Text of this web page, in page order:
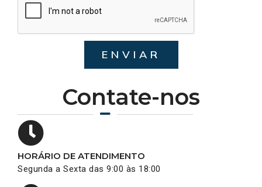
Contate-nos
HORÁRIO DE ATENDIMENTO
Segunda a Sexta das 9:00 às 18:00
ENVIAR